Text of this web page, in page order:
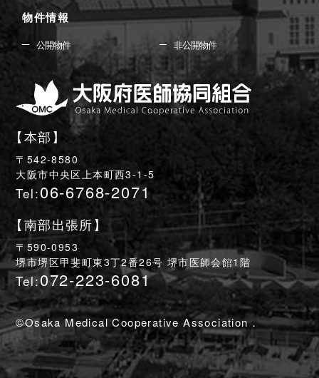
物件情報
公開物件 非公開物件
【本部】
〒542-8580
大阪市中央区上本町西3-1-5
Tel:06-6768-2071
【南部出張所】
〒590-0953
堺市堺区甲斐町東3丁2番26号 堺市医師会館1階
Tel:072-223-6081
©Osaka Medical Cooperative Association．